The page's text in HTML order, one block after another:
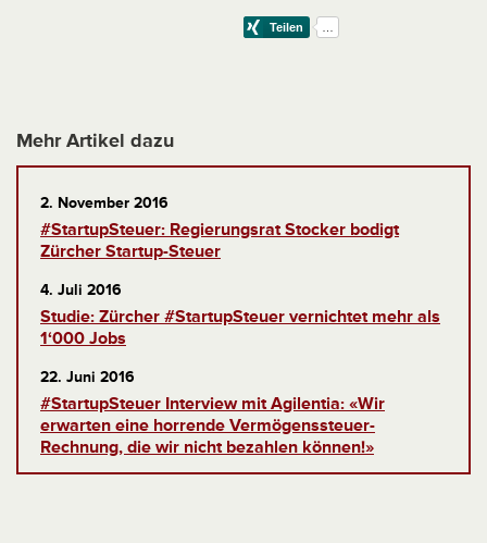
Mehr Artikel dazu
2. November 2016
#StartupSteuer: Regierungsrat Stocker bodigt
Zürcher Startup-Steuer
4. Juli 2016
Studie: Zürcher #StartupSteuer vernichtet mehr als
1‘000 Jobs
22. Juni 2016
#StartupSteuer Interview mit Agilentia: «Wir
erwarten eine horrende Vermögenssteuer-
Rechnung, die wir nicht bezahlen können!»